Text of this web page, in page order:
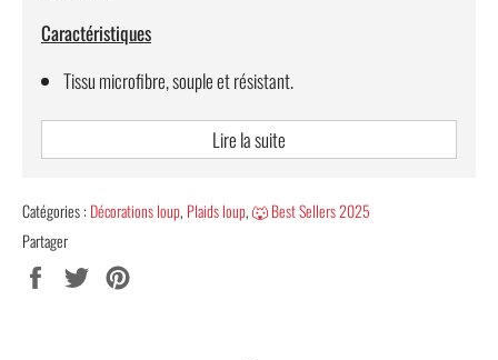
Caractéristiques
Tissu microfibre, souple et résistant.
Imprimé 3D Haute Définition.
Lavage à froid pour une meilleure durabilité.
cm.
Livraison TOTALEMENT offerte.
Guide des tailles bagues
Lire la suite
Catégories : Décorations loup, Plaids loup,🐺 Best Sellers 2025
Partager
Partager Tweeter